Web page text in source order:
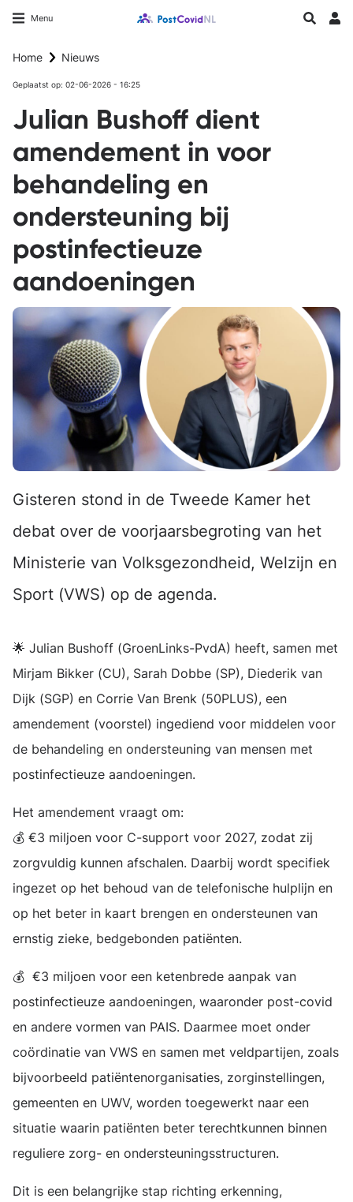
gaan
Menu Longfonds homepageZoeken
Home Nieuws
Geplaatst op: 02-06-2026 - 16:25
Julian Bushoff dient
amendement in voor
behandeling en
ondersteuning bij
postinfectieuze
aandoeningen
Gisteren stond in de Tweede Kamer het
debat over de voorjaarsbegroting van het
Ministerie van Volksgezondheid, Welzijn en
Sport (VWS) op de agenda.
🌟 Julian Bushoff (GroenLinks-PvdA) heeft, samen met
Mirjam Bikker (CU), Sarah Dobbe (SP), Diederik van
Dijk (SGP) en Corrie Van Brenk (50PLUS), een
amendement (voorstel) ingediend voor middelen voor
de behandeling en ondersteuning van mensen met
postinfectieuze aandoeningen.
Het amendement vraagt om:
💰 €3 miljoen voor C-support voor 2027, zodat zij
zorgvuldig kunnen afschalen. Daarbij wordt specifiek
ingezet op het behoud van de telefonische hulplijn en
op het beter in kaart brengen en ondersteunen van
ernstig zieke, bedgebonden patiënten.
💰 €3 miljoen voor een ketenbrede aanpak van
postinfectieuze aandoeningen, waaronder post-covid
en andere vormen van PAIS. Daarmee moet onder
coördinatie van VWS en samen met veldpartijen, zoals
bijvoorbeeld patiëntenorganisaties, zorginstellingen,
gemeenten en UWV, worden toegewerkt naar een
situatie waarin patiënten beter terechtkunnen binnen
reguliere zorg- en ondersteuningsstructuren.
Dit is een belangrijke stap richting erkenning,